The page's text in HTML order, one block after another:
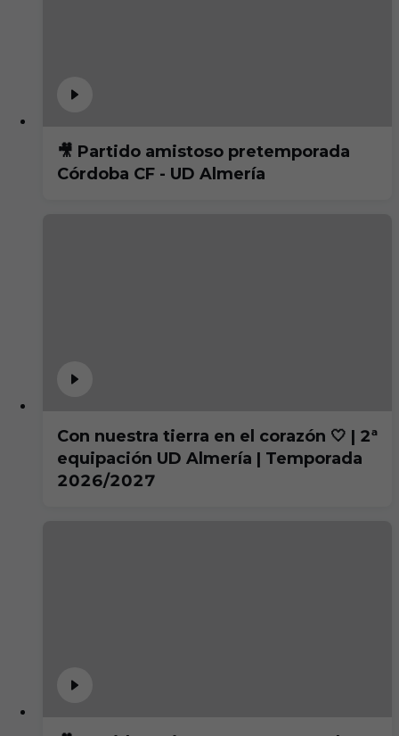
🎥 Partido amistoso pretemporada
Córdoba CF - UD Almería
Con nuestra tierra en el corazón 🤍 | 2ª
equipación UD Almería | Temporada
2026/2027